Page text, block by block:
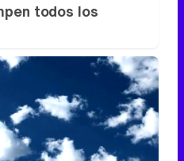
todos los